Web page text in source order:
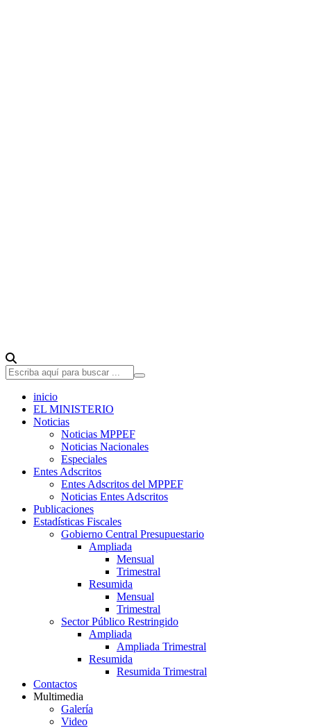
inicio
EL MINISTERIO
Noticias
Noticias MPPEF
Noticias Nacionales
Especiales
Entes Adscritos
Entes Adscritos del MPPEF
Noticias Entes Adscritos
Publicaciones
Estadísticas Fiscales
Gobierno Central Presupuestario
Ampliada
Mensual
Trimestral
Resumida
Mensual
Trimestral
Sector Público Restringido
Ampliada
Ampliada Trimestral
Resumida
Resumida Trimestral
Contactos
Multimedia
Galería
Video